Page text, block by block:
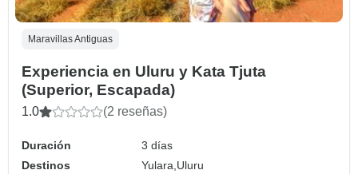
Maravillas Antiguas
Experiencia en Uluru y Kata Tjuta
(Superior, Escapada)
1.0 (2 reseñas)
Duración
3 días
Destinos
Yulara, Uluru